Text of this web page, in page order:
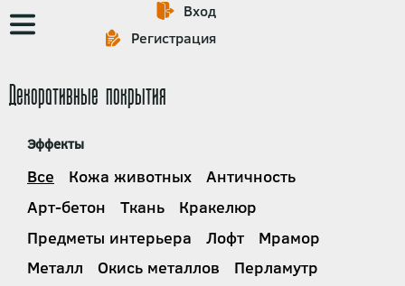
Основная
навигация
Вход
Регистрация
Декоративные покрытия
Эффекты
Все Кожа животных
Античность
Арт-бетон
Ткань
Кракелюр
Предметы интерьера
Лофт
Мрамор
Металл
Окись металлов
Перламутр